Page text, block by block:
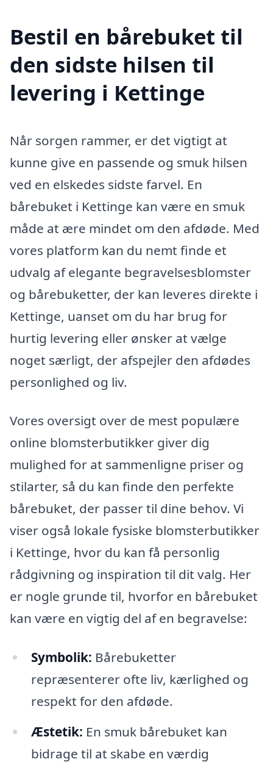
Bestil en bårebuket til
den sidste hilsen til
levering i Kettinge
Når sorgen rammer, er det vigtigt at
kunne give en passende og smuk hilsen
ved en elskedes sidste farvel. En
bårebuket i Kettinge kan være en smuk
måde at ære mindet om den afdøde. Med
vores platform kan du nemt finde et
udvalg af elegante begravelsesblomster
og bårebuketter, der kan leveres direkte i
Kettinge, uanset om du har brug for
hurtig levering eller ønsker at vælge
noget særligt, der afspejler den afdødes
personlighed og liv.
Vores oversigt over de mest populære
online blomsterbutikker giver dig
mulighed for at sammenligne priser og
stilarter, så du kan finde den perfekte
bårebuket, der passer til dine behov. Vi
viser også lokale fysiske blomsterbutikker
i Kettinge, hvor du kan få personlig
rådgivning og inspiration til dit valg. Her
er nogle grunde til, hvorfor en bårebuket
kan være en vigtig del af en begravelse:
Symbolik: Bårebuketter
repræsenterer ofte liv, kærlighed og
respekt for den afdøde.
Æstetik: En smuk bårebuket kan
bidrage til at skabe en værdig